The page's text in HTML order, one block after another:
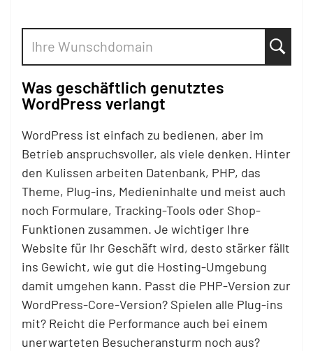
Was geschäftlich genutztes
WordPress verlangt
WordPress ist einfach zu bedienen, aber im
Betrieb anspruchsvoller, als viele denken. Hinter
den Kulissen arbeiten Datenbank, PHP, das
Theme, Plug-ins, Medieninhalte und meist auch
noch Formulare, Tracking-Tools oder Shop-
Funktionen zusammen. Je wichtiger Ihre
Website für Ihr Geschäft wird, desto stärker fällt
ins Gewicht, wie gut die Hosting-Umgebung
damit umgehen kann. Passt die PHP-Version zur
WordPress-Core-Version? Spielen alle Plug-ins
mit? Reicht die Performance auch bei einem
unerwarteten Besucheransturm noch aus?